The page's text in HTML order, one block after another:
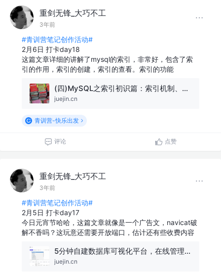
重剑无锋_大巧不工
3年前
#青训营笔记创作活动#
2月6日 打卡day18
这篇文章详细的讲解了mysql的索引，非常好，包含了索
引的作用，索引的创建，索引的查看。索引的功能
(四)MySQL之索引初识篇：索引机制、索引分类、索引使用与管理综述
juejin.cn
青训营-快乐出发
评论 点赞
重剑无锋_大巧不工
3年前
#青训营笔记创作活动#
2月5日 打卡day17
今日元宵节哈哈，这篇文章就像是一个广告文，navicat破
解不香吗？这玩意还需要开放端口，估计还有些收费内容
5分钟自建数据库可视化平台，在线管理数据库也太方便了！
juejin.cn